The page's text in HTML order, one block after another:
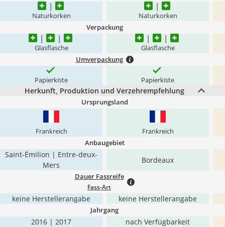
Naturkorken Naturkorken
Verpackung
Glasflasche Glasflasche
Umverpackung
Papierkiste Papierkiste
Herkunft, Produktion und Verzehrempfehlung
Ursprungsland
Frankreich Frankreich
Anbaugebiet
Saint-Émilion | Entre-deux-
Mers
Bordeaux
Dauer Fassreife
Fass-Art
keine Herstellerangabe keine Herstellerangabe
Jahrgang
2016 | 2017 nach Verfügbarkeit